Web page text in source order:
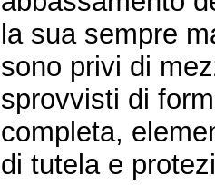
la sua sempre
sono privi di
sprovvisti di
completa,
di tutela e